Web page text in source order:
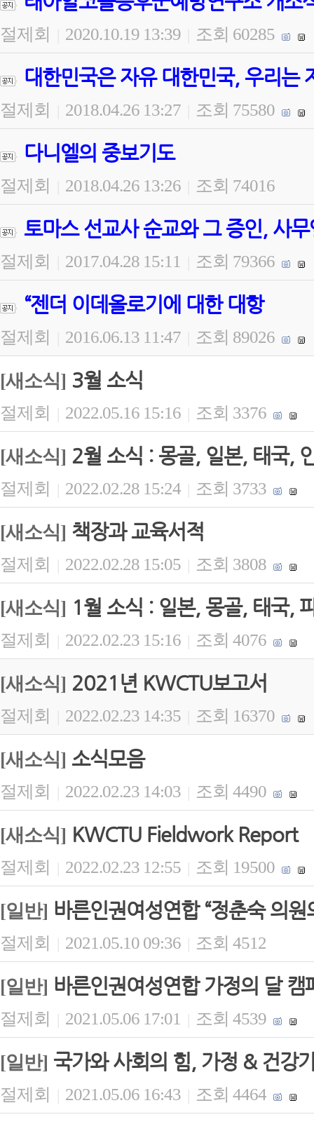
절제회 2020.10.19 13:39 조회 60285
대한민국은 자유 대한민국, 우리는
절제회 2018.04.26 13:27 조회 75580
다니엘의 중보기도
절제회 2018.04.26 13:26 조회 74016
토마스 선교사 순교와 그 증인, 사
절제회 2017.04.28 15:11 조회 79366
“젠더 이데올로기에 대한 대항
절제회 2016.06.13 11:47 조회 89026
[새소식] 3월 소식
절제회 | 2022.05.16 15:16 | 조회 3376
[새소식] 2월 소식 : 몽골, 일본, 태국,
절제회 | 2022.02.28 15:24 | 조회 3733
[새소식] 책장과 교육서적
절제회 | 2022.02.28 15:05 | 조회 3808
[새소식] 1월 소식 : 일본, 몽골, 태국,
절제회 | 2022.02.23 15:16 | 조회 4076
[새소식] 2021년 KWCTU보고서
절제회 2022.02.23 14:35 조회 16370
[새소식] 소식모음
절제회 | 2022.02.23 14:03 | 조회 4490
[새소식] KWCTU Fieldwork Report
절제회 | 2022.02.23 12:55 | 조회 19500
[일반] 바른인권여성연합 “정춘숙 의
절제회 | 2021.05.10 09:36 | 조회 4512
[일반] 바른인권여성연합 가정의 달
절제회 | 2021.05.06 17:01 | 조회 4539
[일반] 국가와 사회의 힘, 가정 & 건강
절제회 | 2021.05.06 16:43 | 조회 4464